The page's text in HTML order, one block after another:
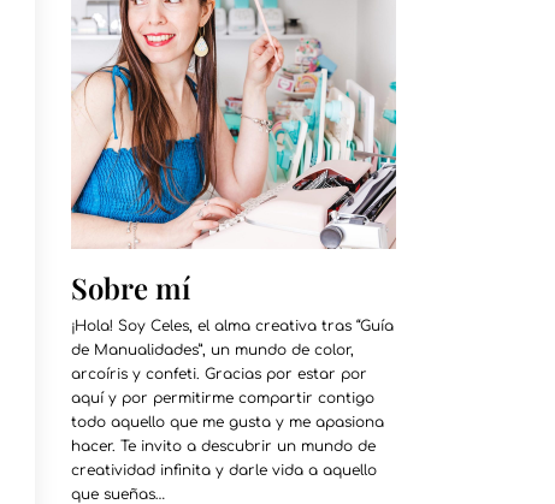
Sobre mí
¡Hola! Soy Celes, el alma creativa tras “Guía
de Manualidades”, un mundo de color,
arcoíris y confeti. Gracias por estar por
aquí y por permitirme compartir contigo
todo aquello que me gusta y me apasiona
hacer. Te invito a descubrir un mundo de
creatividad infinita y darle vida a aquello
que sueñas…